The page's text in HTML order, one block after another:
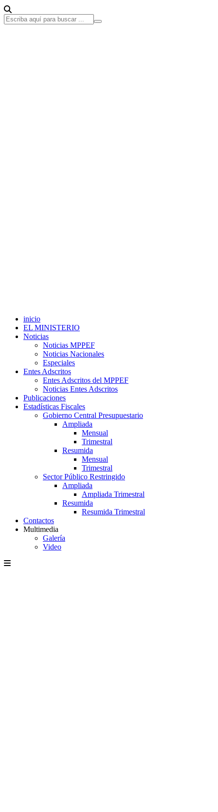
inicio
EL MINISTERIO
Noticias
Noticias MPPEF
Noticias Nacionales
Especiales
Entes Adscritos
Entes Adscritos del MPPEF
Noticias Entes Adscritos
Publicaciones
Estadísticas Fiscales
Gobierno Central Presupuestario
Ampliada
Mensual
Trimestral
Resumida
Mensual
Trimestral
Sector Público Restringido
Ampliada
Ampliada Trimestral
Resumida
Resumida Trimestral
Contactos
Multimedia
Galería
Video